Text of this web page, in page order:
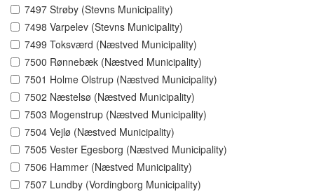
7497 Strøby (Stevns Municipality)
7498 Varpelev (Stevns Municipality)
7499 Toksværd (Næstved Municipality)
7500 Rønnebæk (Næstved Municipality)
7501 Holme Olstrup (Næstved Municipality)
7502 Næstelsø (Næstved Municipality)
7503 Mogenstrup (Næstved Municipality)
7504 Vejlø (Næstved Municipality)
7505 Vester Egesborg (Næstved Municipality)
7506 Hammer (Næstved Municipality)
7507 Lundby (Vordingborg Municipality)